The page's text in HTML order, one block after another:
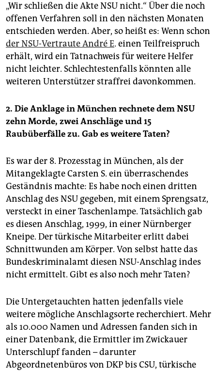
„Wir schließen die Akte NSU nicht.“ Über die noch
offenen Verfahren soll in den nächsten Monaten
entschieden werden. Aber, so heißt es: Wenn schon
der NSU-Vertraute André E. einen Teilfreispruch
erhält, wird ein Tatnachweis für weitere Helfer
nicht leichter. Schlechtestenfalls könnten alle
weiteren Unterstützer straffrei davonkommen.
2. Die Anklage in München rechnete dem NSU
zehn Morde, zwei Anschläge und 15
Raubüberfälle zu. Gab es weitere Taten?
Es war der 8. Prozesstag in München, als der
Mitangeklagte Carsten S. ein überraschendes
Geständnis machte: Es habe noch einen dritten
Anschlag des NSU gegeben, mit einem Sprengsatz,
versteckt in einer Taschenlampe. Tatsächlich gab
es diesen Anschlag, 1999, in einer Nürnberger
Kneipe. Der türkische Mitarbeiter erlitt dabei
Schnittwunden am Körper. Von selbst hatte das
Bundeskriminalamt diesen NSU-Anschlag indes
nicht ermittelt. Gibt es also noch mehr Taten?
Die Untergetauchten hatten jedenfalls viele
weitere mögliche Anschlagsorte recherchiert. Mehr
als 10.000 Namen und Adressen fanden sich in
einer Datenbank, die Ermittler im Zwickauer
Unterschlupf fanden – darunter
Abgeordnetenbüros von DKP bis CSU, türkische